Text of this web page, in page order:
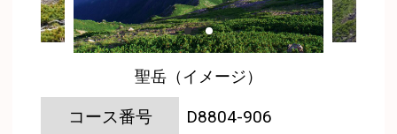
聖岳（イメージ）
コース番号 D8804-906